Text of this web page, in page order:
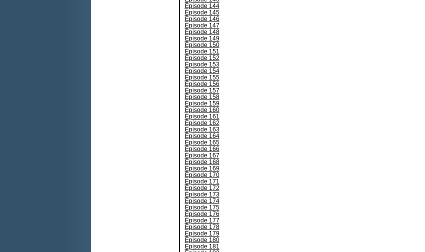
Épisode 144
Épisode 145
Épisode 146
Épisode 147
Épisode 148
Épisode 149
Épisode 150
Épisode 151
Épisode 152
Épisode 153
Épisode 154
Épisode 155
Épisode 156
Épisode 157
Épisode 158
Épisode 159
Épisode 160
Épisode 161
Épisode 162
Épisode 163
Épisode 164
Épisode 165
Épisode 166
Épisode 167
Épisode 168
Épisode 169
Épisode 170
Épisode 171
Épisode 172
Épisode 173
Épisode 174
Épisode 175
Épisode 176
Épisode 177
Épisode 178
Épisode 179
Épisode 180
Épisode 181